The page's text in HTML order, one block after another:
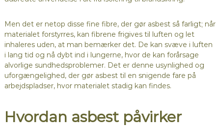
Men det er netop disse fine fibre, der gør asbest så farligt; når
materialet forstyrres, kan fibrene frigives til luften og let
inhaleres uden, at man bemærker det. De kan svæve i luften
i lang tid og nå dybt ind i lungerne, hvor de kan forårsage
alvorlige sundhedsproblemer. Det er denne usynlighed og
uforgængelighed, der gør asbest til en snigende fare på
arbejdspladser, hvor materialet stadig kan findes.
Hvordan asbest påvirker